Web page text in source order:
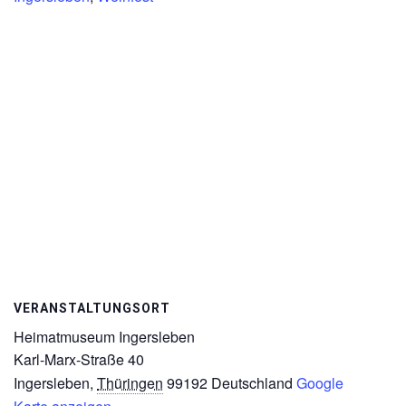
VERANSTALTUNGSORT
Heimatmuseum Ingersleben
Karl-Marx-Straße 40
Ingersleben, Thüringen 99192 Deutschland Google